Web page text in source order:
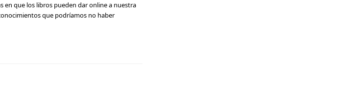
en que los libros pueden dar online a nuestra
que podríamos no haber